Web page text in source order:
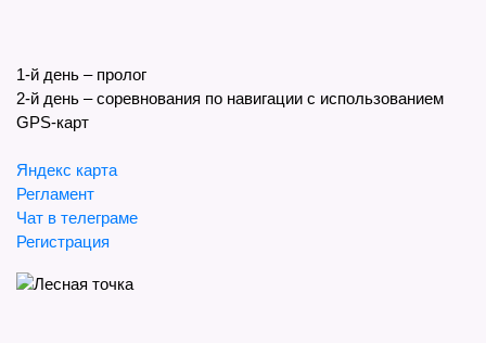
1-й день – пролог
2-й день – соревнования по навигации с использованием
GPS-карт
Яндекс карта
Регламент
Чат в телеграме
Регистрация